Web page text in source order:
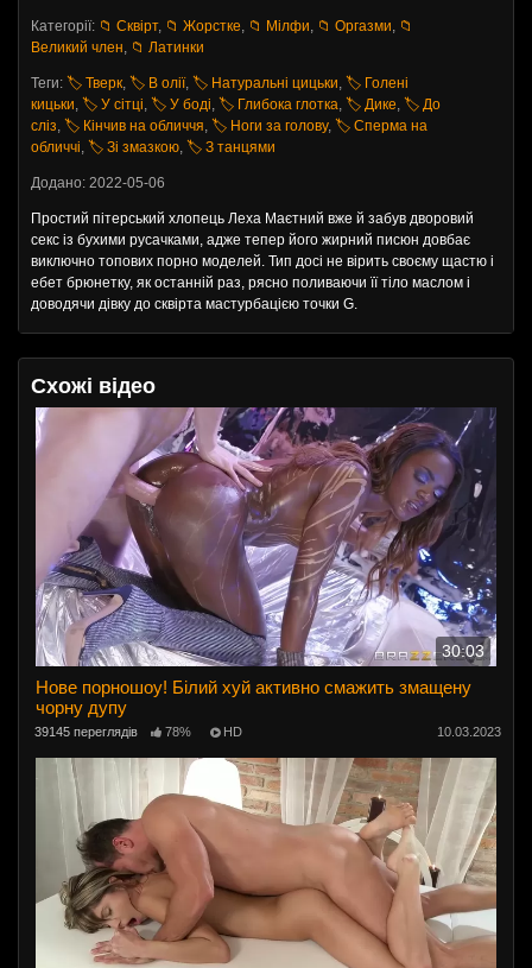
Категорії: 📁 Сквірт, 📁 Жорстке, 📁 Мілфи, 📁 Оргазми, 📁
Великий член, 📁 Латинки
Теги: 🏷️ Тверк, 🏷️ В олії, 🏷️ Натуральні цицьки, 🏷️ Голені
кицьки, 🏷️ У сітці, 🏷️ У боді, 🏷️ Глибока глотка, 🏷️ Дике, 🏷️ До
сліз, 🏷️ Кінчив на обличчя, 🏷️ Ноги за голову, 🏷️ Сперма на
обличчі, 🏷️ Зі змазкою, 🏷️ З танцями
Додано: 2022-05-06
Простий пітерський хлопець Леха Маєтний вже й забув дворовий
секс із бухими русачками, адже тепер його жирний писюн довбає
виключно топових порно моделей. Тип досі не вірить своєму щастю і
ебет брюнетку, як останній раз, рясно поливаючи її тіло маслом і
доводячи дівку до сквірта мастурбацією точки G.
Схожі відео
30:03
Нове порношоу! Білий хуй активно смажить змащену
чорну дупу
39145 переглядів 78% HD 10.03.2023